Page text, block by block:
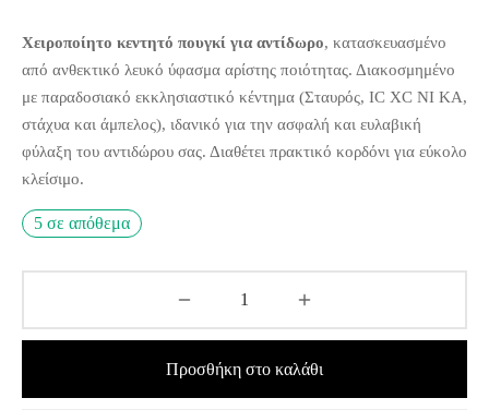
Χειροποίητο κεντητό πουγκί για αντίδωρο, κατασκευασμένο
από ανθεκτικό λευκό ύφασμα αρίστης ποιότητας. Διακοσμημένο
με παραδοσιακό εκκλησιαστικό κέντημα (Σταυρός, IC XC NI KA,
στάχυα και άμπελος), ιδανικό για την ασφαλή και ευλαβική
φύλαξη του αντιδώρου σας. Διαθέτει πρακτικό κορδόνι για εύκολο
κλείσιμο.
5 σε απόθεμα
Προσθήκη στο καλάθι
ΛΟΥΜΙΝΙΑ
ΠΑΡΑΦΙΝΗΣ – ΠΑΡΑΦΙΝΕΛΑΙΟ
ΓΙΑ ΠΡΟΣΦΟΡΟ
ΓΙΑ ΚΟΛΛΥΒΑ
ΕΥΛΟΓΙΑΣ
ΠΑΛΑΙΟΤΕΡΩΝ ΑΓΙΩΝ
ΣΥΓΓΡΑΜΑΤΑ
ΟΡΘΟΔΟΞΙΑΣ
ΔΙΑΡΚΕΙΑΣ ΑΦΙΕΡΩΣΗΣ
ΚΕΡΙΑ